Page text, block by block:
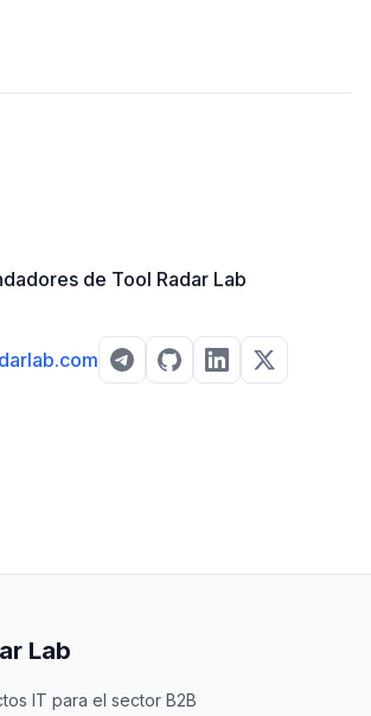
de Tool Radar Lab
Lab
IT para el sector B2B